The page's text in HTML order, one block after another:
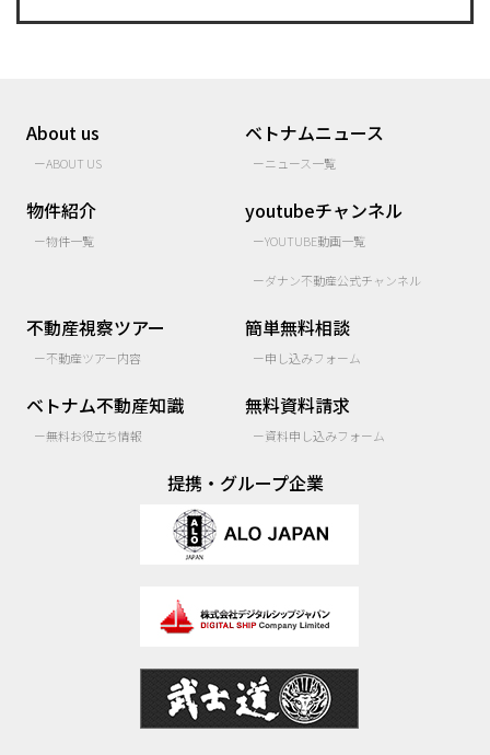
About us
ーABOUT US
物件紹介
ー物件一覧
ベトナムニュース
ーニュース一覧
youtubeチャンネル
ーYOUTUBE動画一覧
ーダナン不動産公式チャンネル
不動産視察ツアー
ー不動産ツアー内容
ベトナム不動産知識
ー無料お役立ち情報
簡単無料相談
ー申し込みフォーム
無料資料請求
ー資料申し込みフォーム
提携・グループ企業